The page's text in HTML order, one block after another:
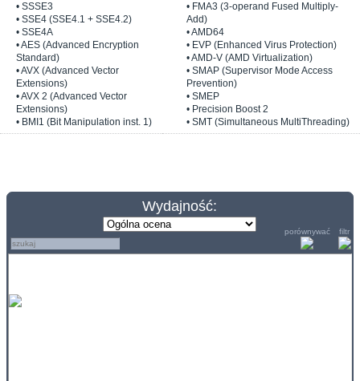
• SSSE3
• SSE4 (SSE4.1 + SSE4.2)
• SSE4A
• AES (Advanced Encryption
Standard)
• AVX (Advanced Vector
Extensions)
• AVX 2 (Advanced Vector
Extensions)
• BMI1 (Bit Manipulation inst. 1)
• FMA3 (3-operand Fused Multiply-
Add)
• AMD64
• EVP (Enhanced Virus Protection)
• AMD-V (AMD Virtualization)
• SMAP (Supervisor Mode Access
Prevention)
• SMEP
• Precision Boost 2
• SMT (Simultaneous MultiThreading)
Wydajność:
porównywać filtr